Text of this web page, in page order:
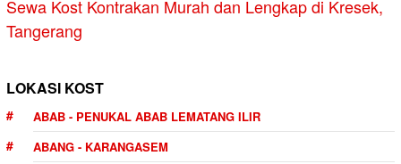
Sewa Kost Kontrakan Murah dan Lengkap di Kresek,
Tangerang
LOKASI KOST
ABAB - PENUKAL ABAB LEMATANG ILIR
ABANG - KARANGASEM